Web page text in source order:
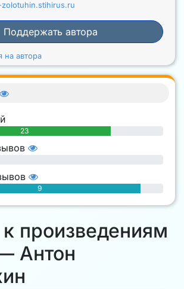
Поддержать автора
на автора
произведениям
Антон
23
9